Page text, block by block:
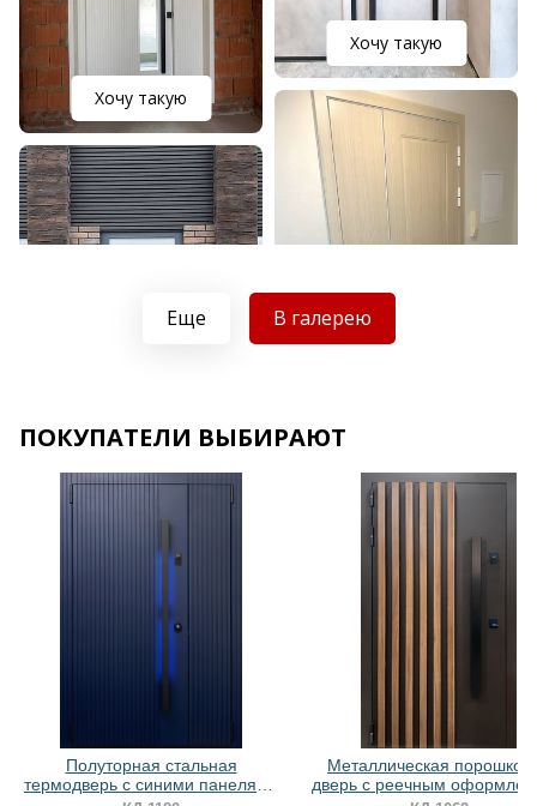
Хочу такую
Хочу такую
Хочу такую
Еще В галерею
ПОКУПАТЕЛИ ВЫБИРАЮТ
Полуторная стальная
термодверь с синими панелями
Металлическая
дверь с реечным